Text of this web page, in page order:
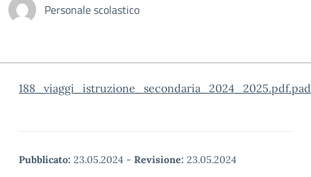
Personale scolastico
Pubblicato: 23.05.2024 - Revisione: 23.05.2024